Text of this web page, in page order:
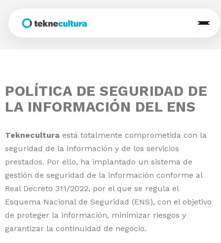
Estrategia de marketing 360
Acompañamiento analítico
+
CCCB
Festival Grec
Teatro de la Maestranza
nosotros
blog
ES / CAT
POLÍTICA DE SEGURIDAD DE
LA INFORMACIÓN DEL ENS
Teknecultura está totalmente comprometida con la
seguridad de la información y de los servicios
prestados. Por ello, ha implantado un sistema de
gestión de seguridad de la información conforme al
Real Decreto 311/2022, por el que se regula el
Esquema Nacional de Seguridad (ENS), con el objetivo
de proteger la información, minimizar riesgos y
garantizar la continuidad de negocio.